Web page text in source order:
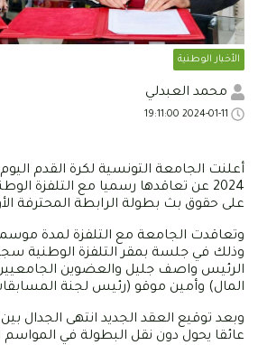
الأخبار الوطنية
محمد العبدلي
2024 عن تعاقدها رسميا مع التلفزة
على حقوق بث بطولة الرابطة المحترفة
وذلك في جلسة بمقر التلفزة الوطنية
الرئيس واصف جليل والعضوين الجامعيين
المال) وأمين موقو (رئيس لجنة
وبعد توقيع العقد الجديد انتهى الجدال
عائقا يحول دون نقل البطولة في المواسم